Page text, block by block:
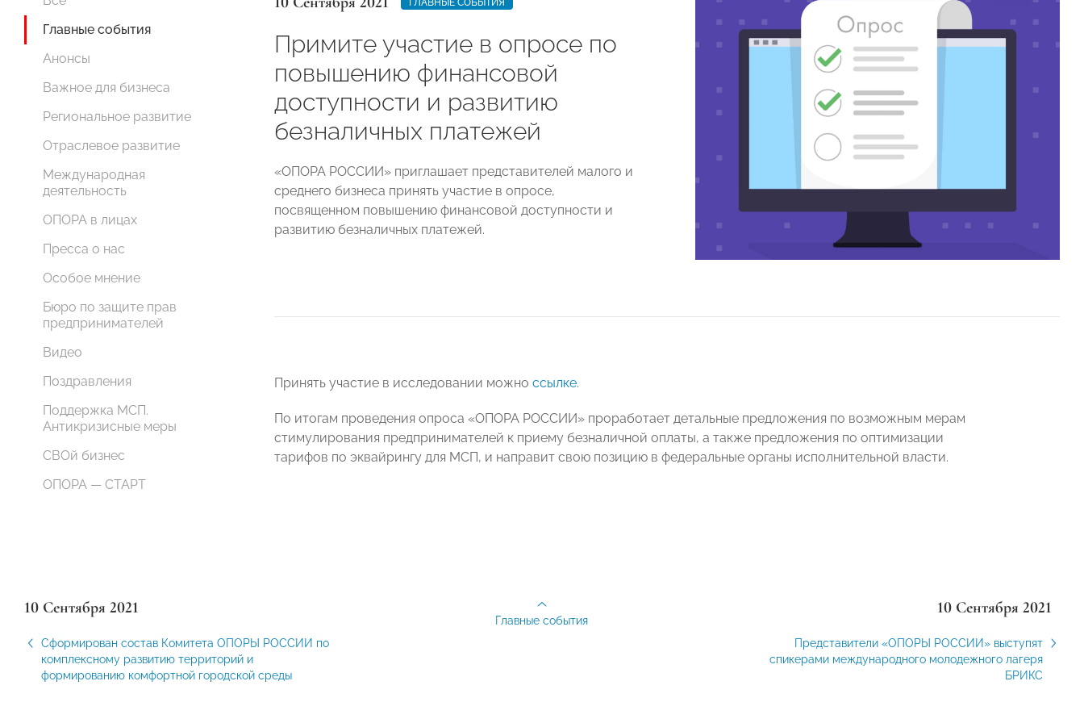
Главные события
Анонсы
Важное для бизнеса
Региональное развитие
Отраслевое развитие
Международная
деятельность
ОПОРА в лицах
Пресса о нас
Особое мнение
Бюро по защите прав
предпринимателей
Видео
Поздравления
Поддержка МСП.
Антикризисные меры
СВОй бизнес
ОПОРА — СТАРТ
Примите участие в опросе по
повышению финансовой
доступности и развитию
безналичных платежей
«ОПОРА РОССИИ» приглашает представителей малого и
среднего бизнеса принять участие в опросе,
посвященном повышению финансовой доступности и
развитию безналичных платежей.
Принять участие в исследовании можно ссылке.
По итогам проведения опроса «ОПОРА РОССИИ» проработает детальные предложения по возможным мерам
стимулирования предпринимателей к приему безналичной оплаты, а также предложения по оптимизации
тарифов по эквайрингу для МСП, и направит свою позицию в федеральные органы исполнительной власти.
10 Сентября 2021
Сформирован состав Комитета ОПОРЫ РОССИИ по
комплексному развитию территорий и
формированию комфортной городской среды
10 Сентября 2021
Представители «ОПОРЫ РОССИИ» выступят
спикерами международного молодежного лагеря
БРИКС
Главные события